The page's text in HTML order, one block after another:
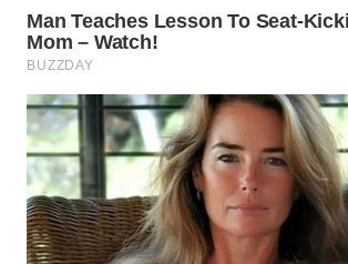
WN
LABUHANBATU
WN
TAPANULI
TENGAH
WN DELI
SERDANG